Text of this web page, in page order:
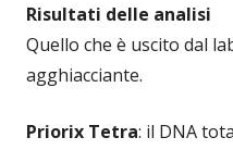
Risultati delle analisi
Quello che è uscito dal
agghiacciante.
Priorix Tetra: il DNA